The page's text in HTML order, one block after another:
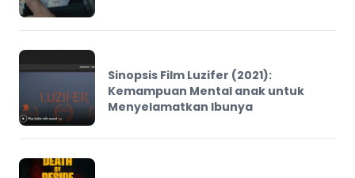
Sinopsis Film Luzifer (2021):
Kemampuan Mental anak untuk
Menyelamatkan Ibunya